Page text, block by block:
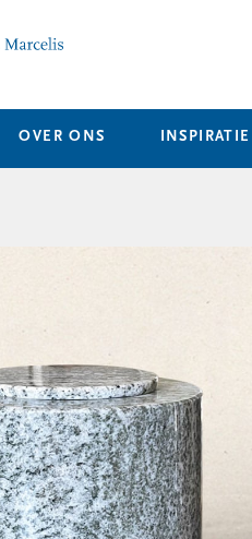
OVER ONS INSPIRATIE